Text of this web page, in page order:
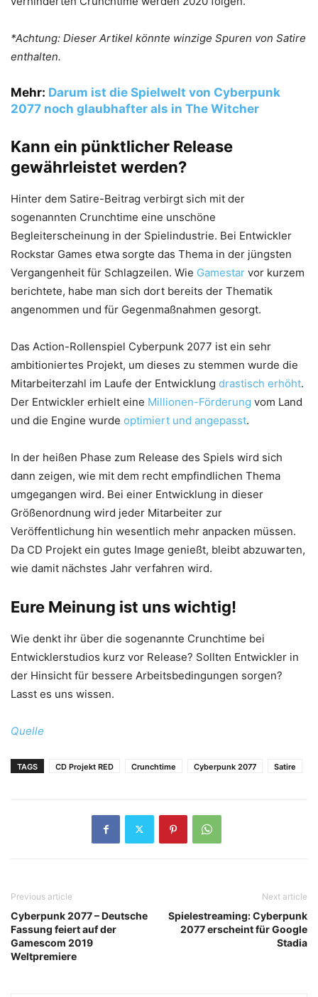
*Achtung: Dieser Artikel könnte winzige Spuren von Satire
enthalten.
Mehr: Darum ist die Spielwelt von Cyberpunk
2077 noch glaubhafter als in The Witcher
Kann ein pünktlicher Release
gewährleistet werden?
Hinter dem Satire-Beitrag verbirgt sich mit der
sogenannten Crunchtime eine unschöne
Begleiterscheinung in der Spielindustrie. Bei Entwickler
Rockstar Games etwa sorgte das Thema in der jüngsten
Vergangenheit für Schlagzeilen. Wie Gamestar vor kurzem
berichtete, habe man sich dort bereits der Thematik
angenommen und für Gegenmaßnahmen gesorgt.
Das Action-Rollenspiel Cyberpunk 2077 ist ein sehr
ambitioniertes Projekt, um dieses zu stemmen wurde die
Mitarbeiterzahl im Laufe der Entwicklung drastisch erhöht.
Der Entwickler erhielt eine Millionen-Förderung vom Land
und die Engine wurde optimiert und angepasst.
In der heißen Phase zum Release des Spiels wird sich
dann zeigen, wie mit dem recht empfindlichen Thema
umgegangen wird. Bei einer Entwicklung in dieser
Größenordnung wird jeder Mitarbeiter zur
Veröffentlichung hin wesentlich mehr anpacken müssen.
Da CD Projekt ein gutes Image genießt, bleibt abzuwarten,
wie damit nächstes Jahr verfahren wird.
Eure Meinung ist uns wichtig!
Wie denkt ihr über die sogenannte Crunchtime bei
Entwicklerstudios kurz vor Release? Sollten Entwickler in
der Hinsicht für bessere Arbeitsbedingungen sorgen?
Lasst es uns wissen.
Quelle
TAGS CD Projekt RED Crunchtime Cyberpunk 2077 Satire
Previous article
Cyberpunk 2077 – Deutsche
Fassung feiert auf der
Gamescom 2019
Weltpremiere
Next article
Spielestreaming: Cyberpunk
2077 erscheint für Google
Stadia